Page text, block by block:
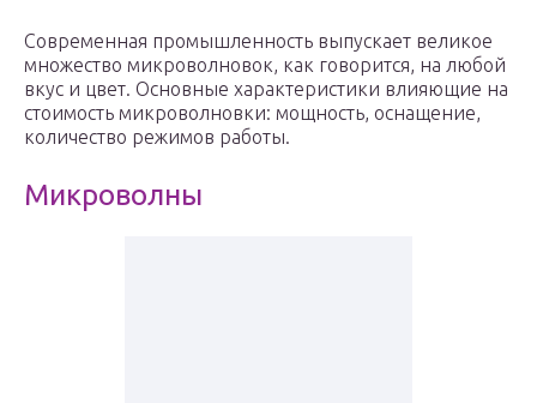
Современная промышленность выпускает великое
множество микроволновок, как говорится, на любой
вкус и цвет. Основные характеристики влияющие на
стоимость микроволновки: мощность, оснащение,
количество режимов работы.
Микроволны